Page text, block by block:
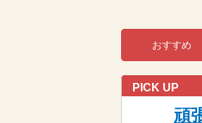
おすすめ
PICK UP
頑